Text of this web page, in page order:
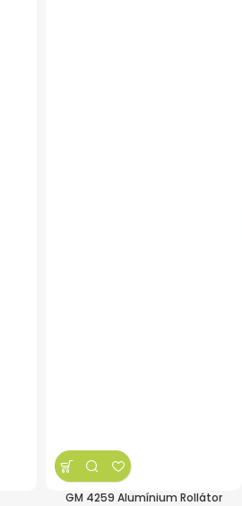
GM 4259 Alumínium Rollátor